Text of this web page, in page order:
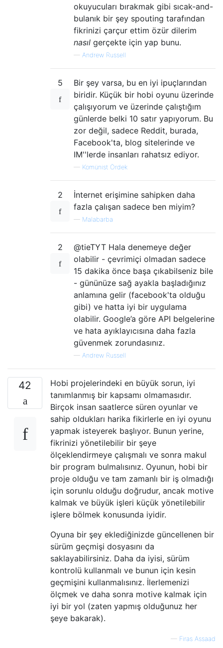
okuyucuları bırakmak gibi sıcak-and-
bulanık bir şey spouting tarafından
fikrinizi çarçur ettim özür dilerim
nasıl gerçekte için yap bunu.
— Andrew Russell
5
Bir şey varsa, bu en iyi ipuçlarından
biridir. Küçük bir hobi oyunu üzerinde
çalışıyorum ve üzerinde çalıştığım
günlerde belki 10 satır yapıyorum. Bu
zor değil, sadece Reddit, burada,
Facebook'ta, blog sitelerinde ve
IM''lerde insanları rahatsız ediyor.
— Komünist Ördek
2
İnternet erişimine sahipken daha
fazla çalışan sadece ben miyim?
— Malabarba
2
@tieTYT Hala denemeye değer
olabilir - çevrimiçi olmadan sadece
15 dakika önce başa çıkabilseniz bile
- gününüze sağ ayakla başladığınız
anlamına gelir (facebook'ta olduğu
gibi) ve hatta iyi bir uygulama
olabilir. Google’a göre API belgelerine
ve hata ayıklayıcısına daha fazla
güvenmek zorundasınız.
— Andrew Russell
42
Hobi projelerindeki en büyük sorun, iyi
tanımlanmış bir kapsamı olmamasıdır.
Birçok insan saatlerce süren oyunlar ve
sahip oldukları harika fikirlerle en iyi oyunu
yapmak isteyerek başlıyor. Bunun yerine,
fikrinizi yönetilebilir bir şeye
ölçeklendirmeye çalışmalı ve sonra makul
bir program bulmalısınız. Oyunun, hobi bir
proje olduğu ve tam zamanlı bir iş olmadığı
için sorunlu olduğu doğrudur, ancak motive
kalmak ve büyük işleri küçük yönetilebilir
işlere bölmek konusunda iyidir.
Oyuna bir şey eklediğinizde güncellenen bir
sürüm geçmişi dosyasını da
saklayabilirsiniz. Daha da iyisi, sürüm
kontrolü kullanmalı ve bunun için kesin
geçmişini kullanmalısınız. İlerlemenizi
ölçmek ve daha sonra motive kalmak için
iyi bir yol (zaten yapmış olduğunuz her
şeye bakarak).
— Firas Assaad